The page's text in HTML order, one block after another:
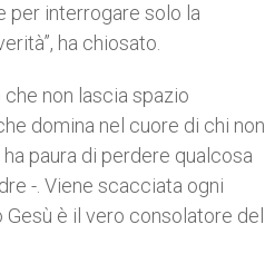
per interrogare solo la
ha chiosato.
non lascia spazio
domina nel cuore di chi non
paura di perdere qualcosa
-. Viene scacciata ogni
è il vero consolatore del